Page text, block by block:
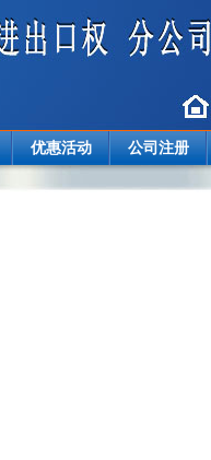
优惠活动 公司注册